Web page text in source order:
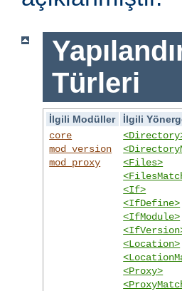
Türleri
İlgili Modüller
İlgili
core
mod_version
mod_proxy
<Files>
<If>
<IfDefine>
<IfModule>
<Location>
<Proxy>